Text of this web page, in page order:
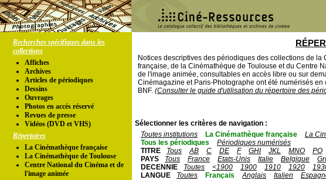
Recherches spécifiques dans les
collections
Affiches
Archives
Articles de périodiques
Dessins
Ouvrages
Photos en accés réservé
Revues de presse
Vidéos (DVD et VHS)
Répertoires
La Cinémathèque française
La Cinémathèque de Toulouse
Centre National du Cinéma et de
l'image animée
Notices descriptives des périodiques des collections de la
française, de la Cinémathèque de Toulouse et du Centre
de l'image animée, consultables en accès libre ou sur
Cinémagazine et Paris-Photographe ont été numérisés en
BNF. (Consulter le guide d'utilisation du répertoire des
Sélectionner les critères de navigation :
Toutes institutions
La Cinémathèque française La
Tous les périodiques
Périodiques numérisés
TITRE
Tous AB C DE F GHI JKL MNO PQ
PAYS
Tous France Etats-Unis Italie Belgique
DECENNIE
Toutes <1900 1900 1910 1920
LANGUE
Toutes Français Anglais Italien